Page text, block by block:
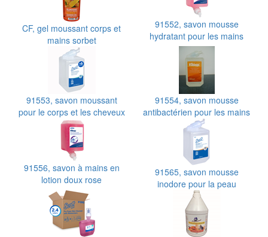
CF, gel moussant corps et
mains sorbet
91552, savon mousse
hydratant pour les mains
91553, savon moussant
pour le corps et les cheveux
91554, savon mousse
antibactérien pour les mains
91556, savon à mains en
lotion doux rose
91565, savon mousse
inodore pour la peau
GreenSeal